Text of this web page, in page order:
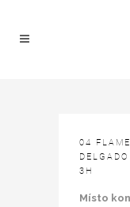
04
3H
Místo